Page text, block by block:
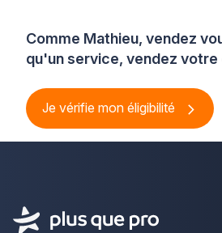
Comme Mathieu, vendez
qu'un service, vendez votre
Je vérifie mon éligibilité